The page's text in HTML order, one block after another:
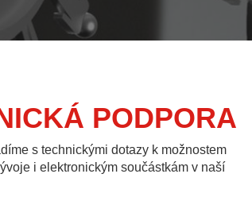
PODPORA
s technickými dotazy k možnostem
i elektronickým součástkám v naší